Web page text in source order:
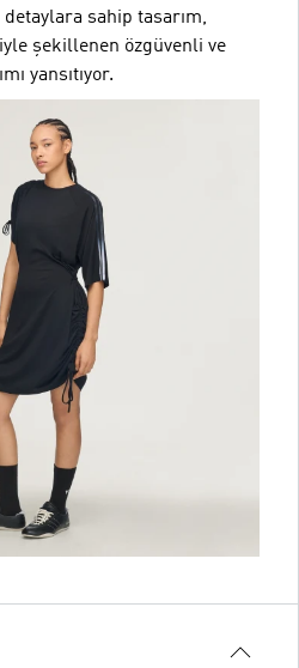
sahip tasarım,
şekillenen özgüvenli ve
yansıtıyor.